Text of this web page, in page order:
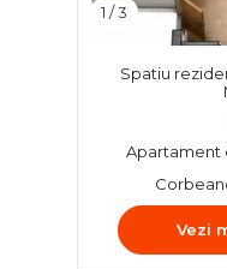
1 /3
Spatiu
Apartament
Vezi